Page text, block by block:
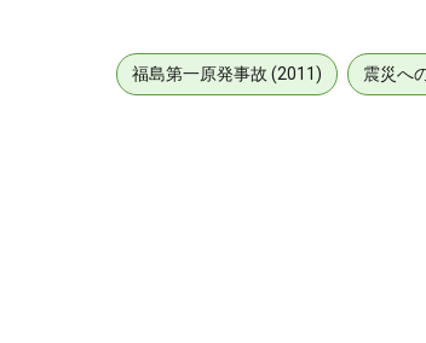
福島第一原発事故 (2011) 震災へ